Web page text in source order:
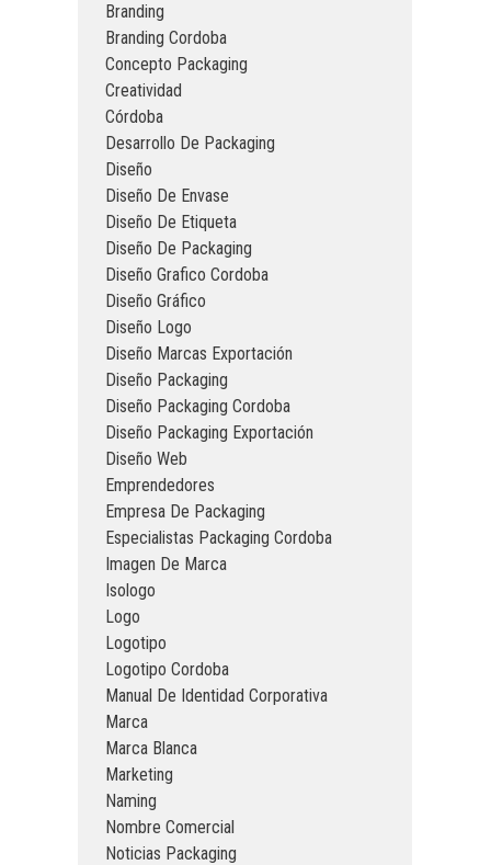
Branding
Branding Cordoba
Concepto Packaging
Creatividad
Córdoba
Desarrollo De Packaging
Diseño
Diseño De Envase
Diseño De Etiqueta
Diseño De Packaging
Diseño Grafico Cordoba
Diseño Gráfico
Diseño Logo
Diseño Marcas Exportación
Diseño Packaging
Diseño Packaging Cordoba
Diseño Packaging Exportación
Diseño Web
Emprendedores
Empresa De Packaging
Especialistas Packaging Cordoba
Imagen De Marca
Isologo
Logo
Logotipo
Logotipo Cordoba
Manual De Identidad Corporativa
Marca
Marca Blanca
Marketing
Naming
Nombre Comercial
Noticias Packaging